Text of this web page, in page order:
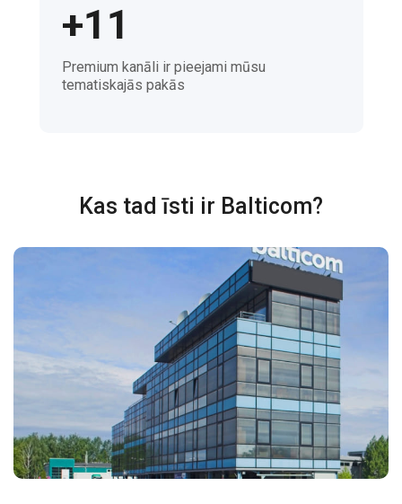
+11
Premium kanāli ir pieejami mūsu
tematiskajās pakās
Kas tad īsti ir Balticom?